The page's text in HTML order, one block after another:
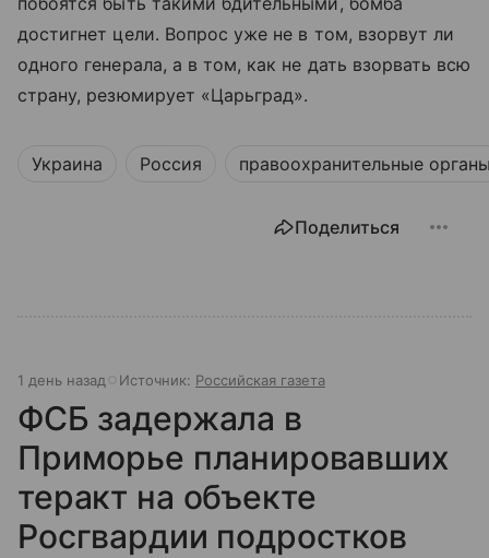
достигнет цели. Вопрос уже не в том, взорвут ли
одного генерала, а в том, как не дать взорвать всю
страну, резюмирует «Царьград».
Украина Россия правоохранительные
Поделиться
1 день назад Источник: Российская газета
ФСБ задержала в
Приморье планировавших
теракт на объекте
Росгвардии подростков